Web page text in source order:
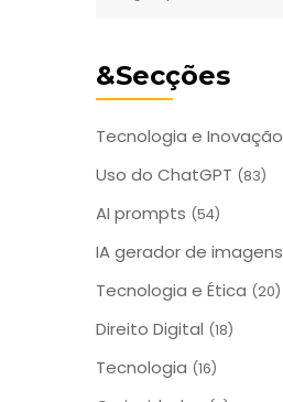
&Secções
Tecnologia e Inovação
Uso do ChatGPT (83)
AI prompts (54)
IA gerador de imagens
Tecnologia e Ética (20)
Direito Digital (18)
Tecnologia (16)